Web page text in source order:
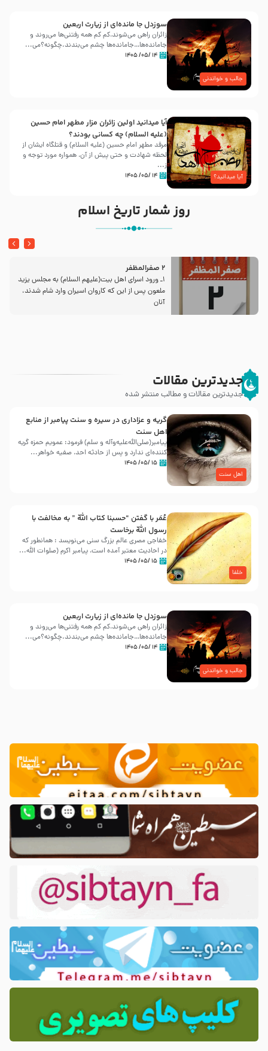
جالب و خواندنی
سوزدل جا مانده‌ای از زیارت اربعین
زائران راهی می‌شوند،کم‌ کم همه رفتنی‌ها می‌روند و
جامانده‌ها…جامانده‌ها چشم می‌بندند.چگونه؟می‌...
۱۴ /۰۵/ ۱۴۰۵
آیا میدانید؟
آیا میدانید اولین زائران مزار مطهر امام حسین
(علیه السلام) چه کسانی بودند؟
مرقد مطهر امام حسین (علیه السلام) و قتلگاه ایشان از
لحظه شهادت و حتی پیش از آن، همواره مورد توجه و
ز...
۱۴ /۰۵/ ۱۴۰۵
روز شمار تاریخ اسلام
2 صفرالمظفر
1ـ ورود اسراى اهل بیت‌(علیهم السلام) به مجلس یزید
ملعون پس از این كه كاروان اسیران وارد شام شدند،
آنان
جدیدترین مقالات
جدیدترین مقالات و مطالب منتشر شده
اهل سنت
گریه و عزاداری در سیره و سنت پیامبر از منابع
اهل سنت
پیامبر(صلی‌الله‌علیه‌وآله و سلم) فرمود: عمویم حمزه گریه
کننده‌ای ندارد و پس از حادثه احد، صفیه خواهر...
۱۵ /۰۵/ ۱۴۰۵
خلفا
عُمَر با گفتن “حسبنا كتاب اللّه ” به مخالفت با
رسول اللّه برخاست
خفاجی مصری عالم بزرگ سنی می‌نویسد : همانطور که
در احادیث معتبر آمده است، پیامبر اکرم (صلوات اللّه...
۱۵ /۰۵/ ۱۴۰۵
جالب و خواندنی
سوزدل جا مانده‌ای از زیارت اربعین
زائران راهی می‌شوند،کم‌ کم همه رفتنی‌ها می‌روند و
جامانده‌ها…جامانده‌ها چشم می‌بندند.چگونه؟می‌...
۱۴ /۰۵/ ۱۴۰۵